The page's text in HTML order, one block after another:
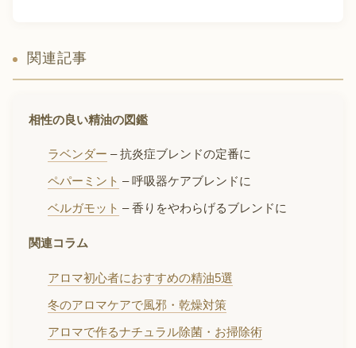
関連記事
相性の良い精油の図鑑
ラベンダー – 抗炎症ブレンドの定番に
ペパーミント – 呼吸器ケアブレンドに
ベルガモット – 香りをやわらげるブレンドに
関連コラム
アロマ初心者におすすめの精油5選
冬のアロマケアで風邪・乾燥対策
アロマで作るナチュラル除菌・お掃除術